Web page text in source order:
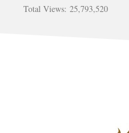
Total Views: 25,793,520